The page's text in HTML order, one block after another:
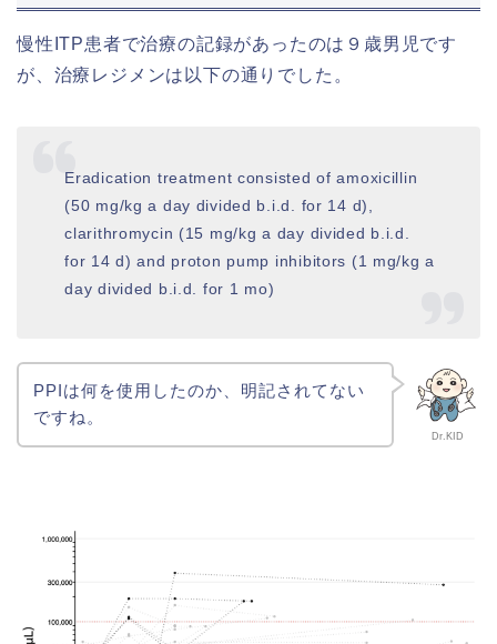
慢性ITP患者で治療の記録があったのは９歳男児です
が、治療レジメンは以下の通りでした。
Eradication treatment consisted of amoxicillin
(50 mg/kg a day divided b.i.d. for 14 d),
clarithromycin (15 mg/kg a day divided b.i.d.
for 14 d) and proton pump inhibitors (1 mg/kg a
day divided b.i.d. for 1 mo)
Dr.KID
PPIは何を使用したのか、明記されてない
ですね。